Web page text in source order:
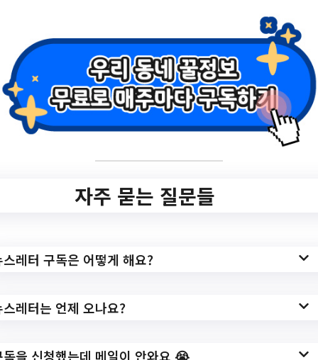
'언니 오빠와 함께하
는 책놀이 ' 어린이
참가자 모집[신청
6.16.(금) 10시~]
✅ 지원 소식 상세 보기 ▼
gcode=3004&idx=143660&amode=view&
작성일: 2023-06-12 ~
자주 묻는 질문들
스레터 구독은 어떻게 해요?
스레터는 언제 오나요?
독을 신청했는데 메일이 안와요 😭